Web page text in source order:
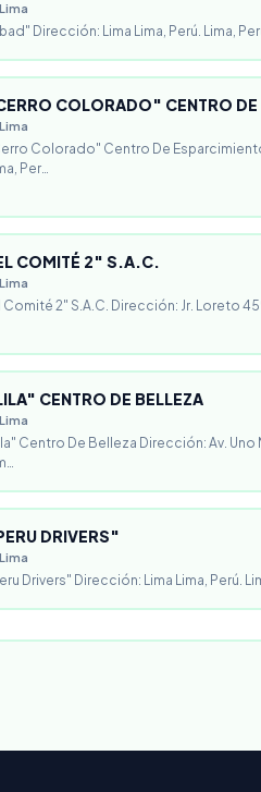
Dirección: Lima Lima, Perú. Lima,
COLORADO" CENTRO DE
Colorado" Centro De
Per…
COMITÉ 2" S.A.C.
Comité 2" S.A.C. Dirección: Jr. Loreto
CENTRO DE BELLEZA
Centro De Belleza Dirección: Av.
DRIVERS"
Drivers" Dirección: Lima Lima, Perú.